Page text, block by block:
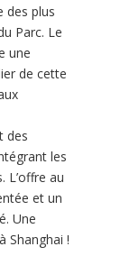
des plus
Parc. Le
une
de cette
des
les
L’offre au
et un
Une
Shanghai !